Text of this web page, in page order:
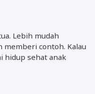
Lebih mudah
memberi contoh. Kalau
hidup sehat anak